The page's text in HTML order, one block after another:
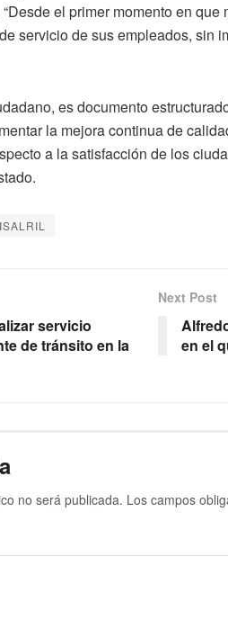
el primer momento en
servicio de sus empleados, sin
es documento
la mejora continua de
a la satisfacción de los
servicio
de tránsito en la
Next Post
en el
no será publicada. Los campos